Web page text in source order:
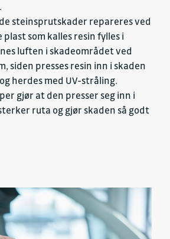
steinsprutskader repareres ved
som kalles resin fylles i
luften i skadeområdet ved
siden presses resin inn i skaden
herdes med UV-stråling.
gjør at den presser seg inn i
ruta og gjør skaden så godt